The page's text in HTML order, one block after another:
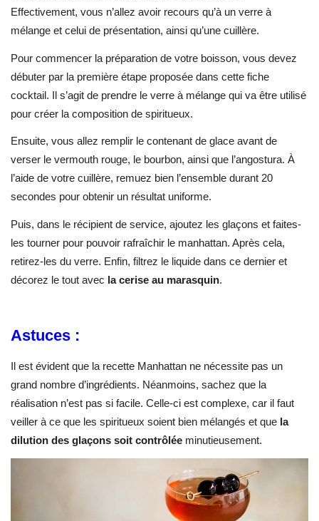
Effectivement, vous n’allez avoir recours qu’à un verre à
mélange et celui de présentation, ainsi qu’une cuillère.
Pour commencer la préparation de votre boisson, vous devez
débuter par la première étape proposée dans cette fiche
cocktail. Il s’agit de prendre le verre à mélange qui va être utilisé
pour créer la composition de spiritueux.
Ensuite, vous allez remplir le contenant de glace avant de
verser le vermouth rouge, le bourbon, ainsi que l’angostura. À
l’aide de votre cuillère, remuez bien l’ensemble durant 20
secondes pour obtenir un résultat uniforme.
Puis, dans le récipient de service, ajoutez les glaçons et faites-
les tourner pour pouvoir rafraîchir le manhattan. Après cela,
retirez-les du verre. Enfin, filtrez le liquide dans ce dernier et
décorez le tout avec la cerise au marasquin.
Astuces :
Il est évident que la recette Manhattan ne nécessite pas un
grand nombre d’ingrédients. Néanmoins, sachez que la
réalisation n’est pas si facile. Celle-ci est complexe, car il faut
veiller à ce que les spiritueux soient bien mélangés et que la
dilution des glaçons soit contrôlée minutieusement.